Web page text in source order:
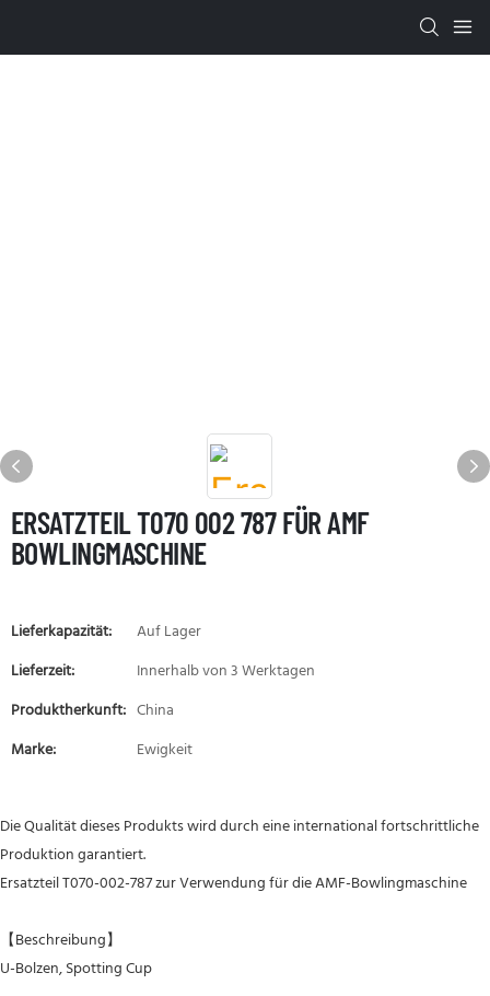
ERSATZTEIL T070 002 787 FÜR AMF
BOWLINGMASCHINE
Lieferkapazität:
Auf Lager
Lieferzeit:
Innerhalb von 3 Werktagen
Produktherkunft: China
Marke:
Ewigkeit
Die Qualität dieses Produkts wird durch eine international fortschrittliche
Produktion garantiert.
Ersatzteil T070-002-787 zur Verwendung für die AMF-Bowlingmaschine
【Beschreibung】
U-Bolzen, Spotting Cup